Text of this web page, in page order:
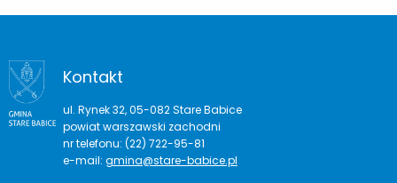
Kontakt
ul. Rynek 32, 05-082 Stare Babice
powiat warszawski zachodni
nr telefonu: (22) 722-95-81
e-mail: gmina@stare-babice.pl